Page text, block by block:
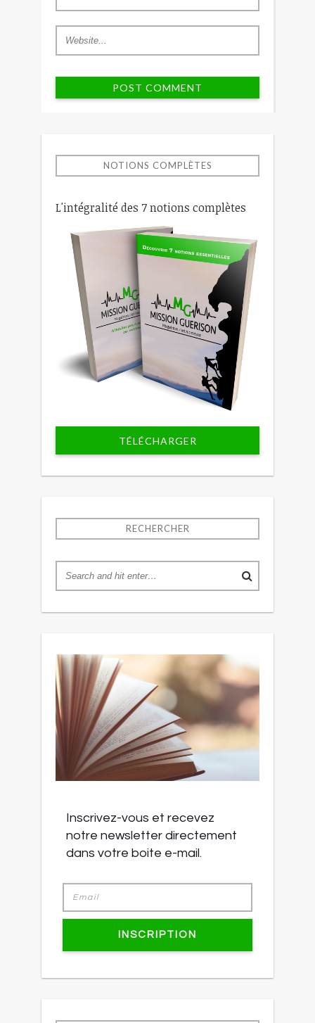
NOTIONS COMPLÈTES
L'intégralité des 7 notions complètes
TÉLÉCHARGER
RECHERCHER
Inscrivez-vous et recevez
notre newsletter directement
dans votre boite e-mail.
INSCRIPTION